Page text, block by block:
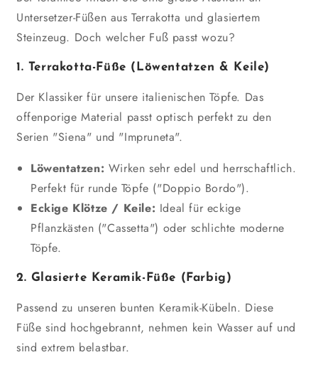
Untersetzer-Füßen aus Terrakotta und glasiertem
Steinzeug. Doch welcher Fuß passt wozu?
1. Terrakotta-Füße (Löwentatzen & Keile)
Der Klassiker für unsere italienischen Töpfe. Das
offenporige Material passt optisch perfekt zu den
Serien "Siena" und "Impruneta".
Löwentatzen: Wirken sehr edel und herrschaftlich.
Perfekt für runde Töpfe ("Doppio Bordo").
Eckige Klötze / Keile: Ideal für eckige
Pflanzkästen ("Cassetta") oder schlichte moderne
Töpfe.
2. Glasierte Keramik-Füße (Farbig)
Passend zu unseren bunten Keramik-Kübeln. Diese
Füße sind hochgebrannt, nehmen kein Wasser auf und
sind extrem belastbar.